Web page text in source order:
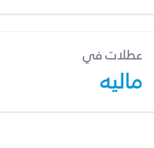
عطلات في
ماليه